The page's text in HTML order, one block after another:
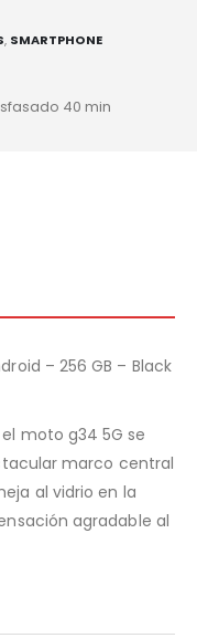
, SMARTPHONE
40 min
– 256 GB – Black
moto g34 5G se
marco central
al vidrio en la
agradable al